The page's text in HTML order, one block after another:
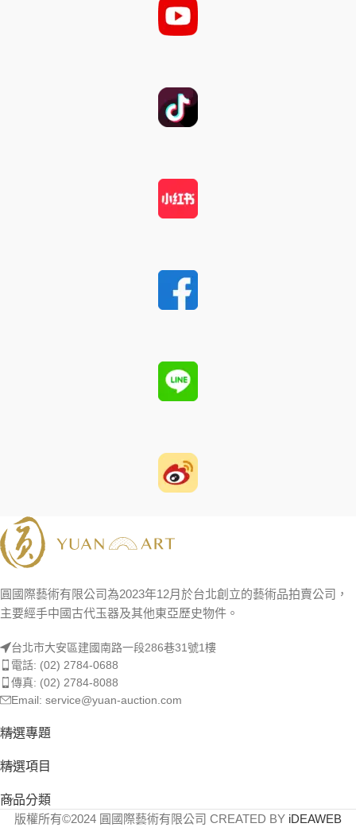
圓國際藝術有限公司為2023年12月於台北創立的藝術品拍賣公司，
主要經手中國古代玉器及其他東亞歷史物件。
台北市大安區建國南路一段286巷31號1樓
電話: (02) 2784-0688
傳真: (02) 2784-8088
Email: service@yuan-auction.com
精選專題
精選項目
商品分類
版權所有©2024 圓國際藝術有限公司 CREATED BY iDEAWEB